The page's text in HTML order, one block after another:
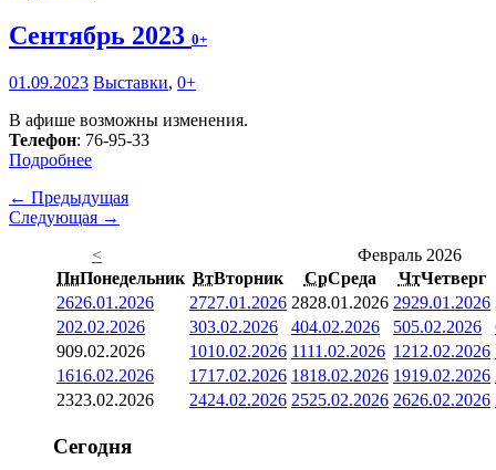
Сентябрь 2023 0+
01.09.2023 Выставки, 0+
В афише возможны изменения.
Телефон: 76-95-33
Подробнее
← Предыдущая
Следующая →
<
Февраль 2026
ПнПонедельник ВтВторник СрСреда ЧтЧетверг
2626.01.2026 2727.01.2026 2828.01.2026 2929.01.2026
202.02.2026 303.02.2026 404.02.2026 505.02.2026
909.02.2026 1010.02.2026 1111.02.2026 1212.02.2026
1616.02.2026 1717.02.2026 1818.02.2026 1919.02.2026
2323.02.2026 2424.02.2026 2525.02.2026 2626.02.2026
Сегодня